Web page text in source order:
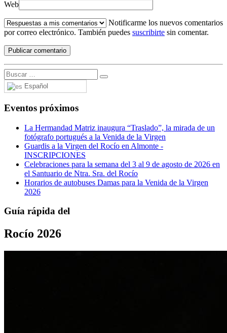
Web
Notificarme los nuevos comentarios
por correo electrónico. También puedes suscribirte sin comentar.
Español
Eventos próximos
La Hermandad Matriz inaugura “Traslado”, la mirada de un
fotógrafo portugués a la Venida de la Virgen
Guardis a la Virgen del Rocío en Almonte -
INSCRIPCIONES
Celebraciones para la semana del 3 al 9 de agosto de 2026 en
el Santuario de Ntra. Sra. del Rocío
Horarios de autobuses Damas para la Venida de la Virgen
2026
Guía rápida del
Rocío 2026